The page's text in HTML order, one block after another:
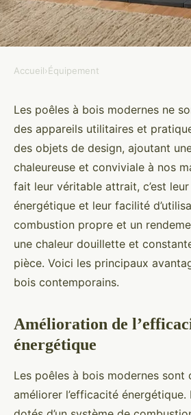
ÉQUIPEMENT
Quels sont les
poêles à bois
chauffage d'appoint?
Ismaël•1 septembre 2024• 5 min de
Accueil›Équipement
Les poêles à bois modernes ne
des appareils utilitaires et
des objets de design, ajoutant
chaleureuse et conviviale à nos
fait leur véritable attrait, c’est
énergétique et leur facilité
combustion propre et un
une chaleur douillette et
pièce. Voici les principaux
bois contemporains.
Amélioration de
énergétique
Les poêles à bois modernes sont
améliorer l’efficacité